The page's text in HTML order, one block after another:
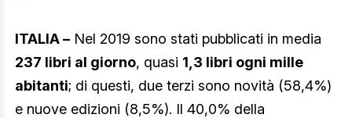
ITALIA – Nel 2019 sono stati pubblicati in media
237 libri al giorno, quasi 1,3 libri ogni mille
abitanti; di questi, due terzi sono novità (58,4%)
e nuove edizioni (8,5%). Il 40,0% della